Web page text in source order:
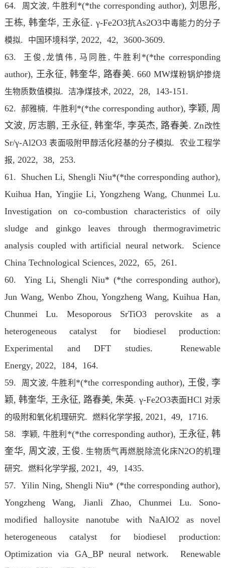
64.
周文波, 牛胜利 *(*the corresponding author), 刘思彤,
王栋, 韩奎华, 王永征. γ-Fe2O3抗As2O3中毒能力的分子
模拟. 中国环境科学, 2022, 42, 3600-3609.
63.
王俊,龙慎伟, 马同胜, 牛胜利 *(*the corresponding
author), 王永征, 韩奎华, 路春美. 660 MW煤粉锅炉掺烧
生物质数值模拟. 洁净煤技术, 2022, 28, 143-151.
62.郝雅楠, 牛胜利 *(*the corresponding author), 李颖, 周
文波, 厉志鹏, 王永征, 韩奎华, 李英杰, 路春美. Zn改性
Sr/γ-Al2O3表面吸附甲醇活化羟基的分子模拟. 农业工程学
报, 2022, 38, 253.
61. Shuchen Li, Shengli Niu*(*the corresponding author),
Kuihua Han, Yingjie Li, Yongzheng Wang, Chunmei Lu.
Investigation on co-combustion characteristics of oily
sludge and ginkgo leaves through thermogravimetric
analysis coupled with artificial neural network. Science
China Technological Sciences, 2022, 65, 261.
60. Ying Li, Shengli Niu* (*the corresponding author),
Jun Wang, Wenbo Zhou, Yongzheng Wang, Kuihua Han,
Chunmei Lu. Mesoporous SrTiO3 perovskite as a
heterogeneous catalyst for biodiesel production:
Experimental and DFT studies. Renewable
Energy, 2022, 184, 164.
59.
周文波, 牛胜利 *(*the corresponding author), 王俊, 李
颖, 韩奎华, 王永征, 路春美, 朱英. γ-Fe2O3表面HCl 对汞
的吸附和氧化机理研究. 燃料化学学报, 2021, 49, 1716.
58.
李颖, 牛胜利 *(*the corresponding author), 王永征, 韩
奎华, 周文波, 王俊. 生物质气再燃脱除流化床N2O的机理
研究. 燃料化学学报, 2021, 49, 1435.
57. Yilin Ning, Shengli Niu* (*the corresponding author),
Yongzheng Wang, Jianli Zhao, Chunmei Lu. Sono-
modified halloysite nanotube with NaAlO2 as novel
heterogeneous catalyst for biodiesel production:
Optimization via GA_BP neural network. Renewable